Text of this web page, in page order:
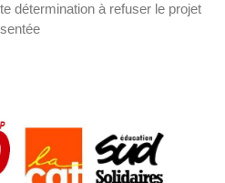
détermination à refuser le projet